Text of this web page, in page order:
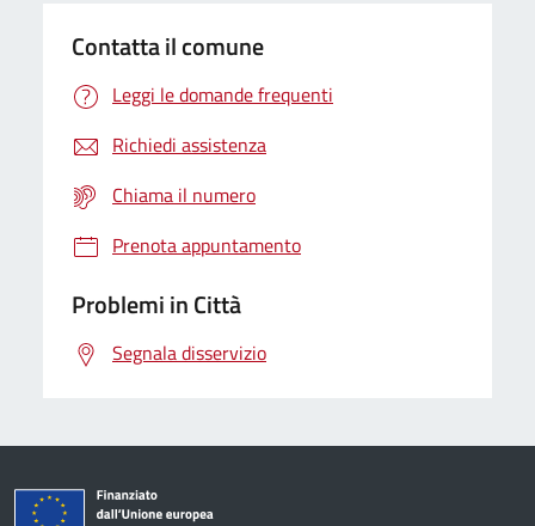
Contatta il comune
Leggi le domande frequenti
Richiedi assistenza
Chiama il numero
Prenota appuntamento
Problemi in Città
Segnala disservizio